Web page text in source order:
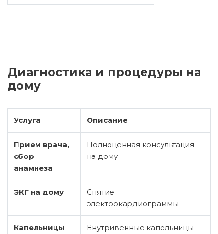
Диагностика и процедуры на
дому
Услуга Описание
Прием врача,
сбор
анамнеза
Полноценная консультация
на дому
ЭКГ на дому
Снятие
электрокардиограммы
Капельницы
Внутривенные капельницы